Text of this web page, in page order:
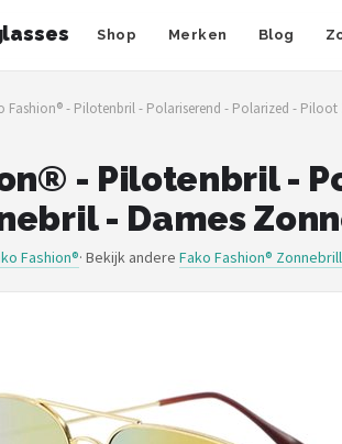
Shop Merken Blog
Fashion® - Pilotenbril - Polariserend - Polarized -
- Pilotenbril -
- Dames
Fashion®· Bekijk andere Fako Fashion®